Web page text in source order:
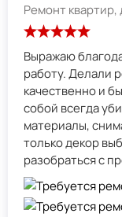
Ремонт
Выражаю
работу. Делали
качественно и
собой всегда
материалы,
только декор
разобраться с